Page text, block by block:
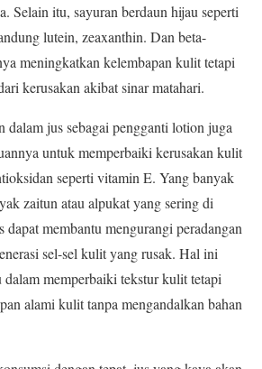
Selain itu, sayuran berdaun hijau seperti
lutein, zeaxanthin. Dan beta-
meningkatkan kelembapan kulit tetapi
kerusakan akibat sinar matahari.
dalam jus sebagai pengganti lotion juga
untuk memperbaiki kerusakan kulit
seperti vitamin E. Yang banyak
zaitun atau alpukat yang sering di
dapat membantu mengurangi peradangan
sel-sel kulit yang rusak. Hal ini
memperbaiki tekstur kulit tetapi
alami kulit tanpa mengandalkan bahan